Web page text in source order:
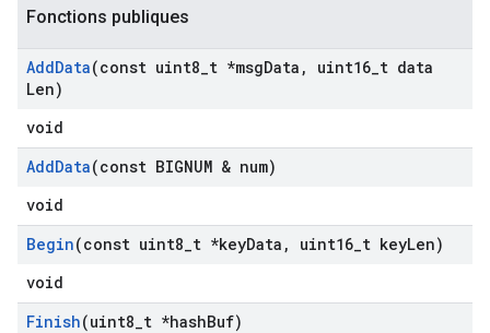
Fonctions publiques
AddData(const uint8 t *msgData , uint16 t data
Len)
void
AddData(const BIGNUM & num)
void
Begin(const uint8 t *keyData , uint16 t keyLen)
void
Finish(uint8 t *hashBuf)